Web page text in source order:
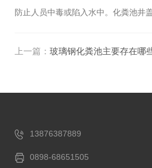
防止人员中毒或陷入水中。化粪池井
上一篇： 玻璃钢化粪池主要存在哪
13876387889
0898-68651505